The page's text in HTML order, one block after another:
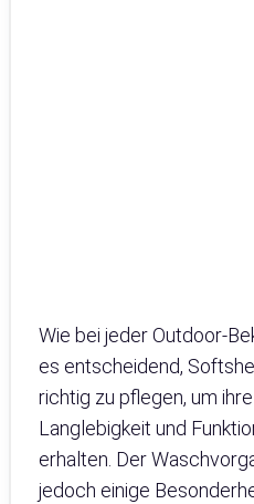
Wie bei jeder Outdoor-
es entscheidend,
richtig zu pflegen, um ihre
Langlebigkeit und
erhalten. Der
jedoch einige